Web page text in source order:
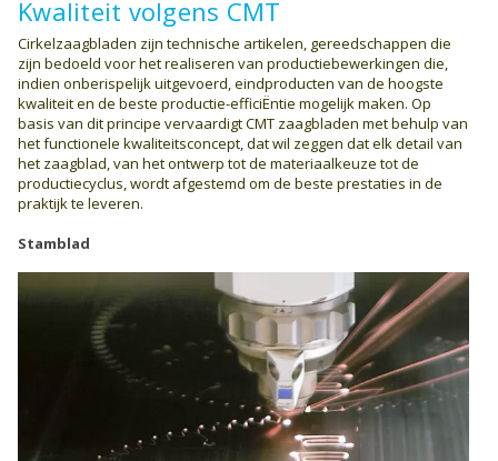
Kwaliteit volgens CMT
Cirkelzaagbladen zijn technische artikelen, gereedschappen die
zijn bedoeld voor het realiseren van productiebewerkingen die,
indien onberispelijk uitgevoerd, eindproducten van de hoogste
kwaliteit en de beste productie-efficiËntie mogelijk maken. Op
basis van dit principe vervaardigt CMT zaagbladen met behulp van
het functionele kwaliteits­concept, dat wil zeggen dat elk detail van
het zaagblad, van het ontwerp tot de materiaalkeuze tot de
productiecyclus, wordt afgestemd om de beste prestaties in de
praktijk te leveren.
Stamblad